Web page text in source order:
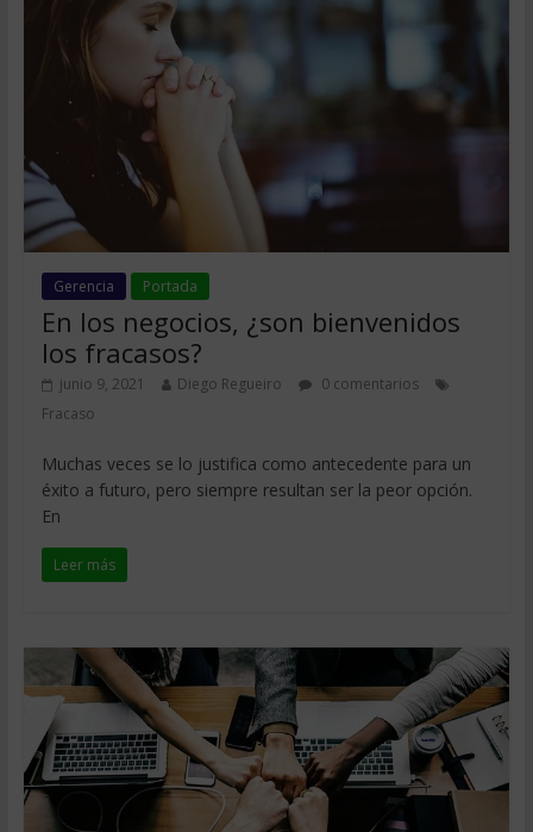
Gerencia Portada
En los negocios, ¿son bienvenidos
los fracasos?
junio 9, 2021 Diego Regueiro
0 comentarios
Fracaso
Muchas veces se lo justifica como antecedente para un
éxito a futuro, pero siempre resultan ser la peor opción.
En
Leer más